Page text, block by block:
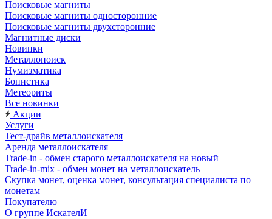
Поисковые магниты
Поисковые магниты односторонние
Поисковые магниты двухсторонние
Магнитные диски
Новинки
Металлопоиск
Нумизматика
Бонистика
Метеориты
Все новинки
Акции
Услуги
Тест-драйв металлоискателя
Аренда металлоискателя
Trade-in - обмен старого металлоискателя на новый
Trade-in-mix - обмен монет на металлоискатель
Скупка монет, оценка монет, консультация специалиста по
монетам
Покупателю
О группе ИскателИ